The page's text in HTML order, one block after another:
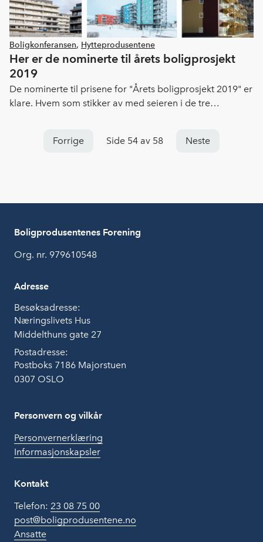
Boligkonferansen, Hytteprodusentene
Her er de nominerte til årets boligprosjekt
2019
De nominerte til prisene for "Årets boligprosjekt 2019" er
klare. Hvem som stikker av med seieren i de tre
Forrige
Side 54 av 58 Neste
Boligprodusentenes Forening
Org. nr. 979610548
Adresse
Besøksadresse:
Næringslivets Hus
Middelthuns gate 27
Postadresse:
Postboks 7186 Majorstuen
0307 OSLO
Personvern og vilkår
Personvernerklæring
Informasjonskapsler
Kontakt
Telefon: 23 08 75 00
post@boligprodusentene.no
Ansatte